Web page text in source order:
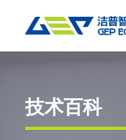
双轴撕碎机
RDF/SRF燃料制备系统
技术百科